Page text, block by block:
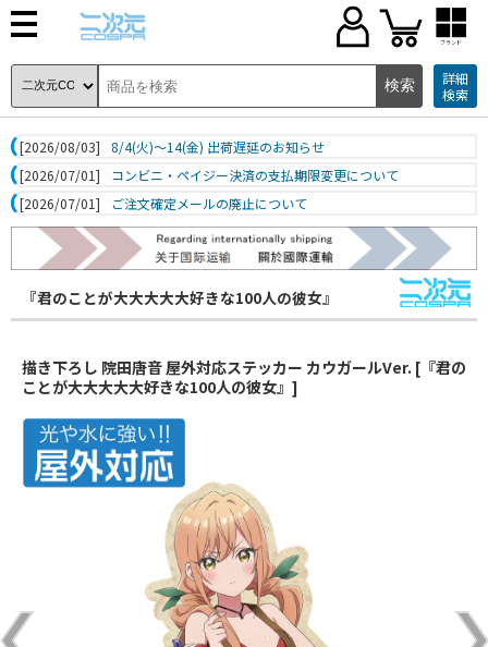
ブランド
詳細
検索
[2026/08/03]
8/4(火)～14(金) 出荷遅延のお知らせ
[2026/07/01]
コンビニ・ペイジー決済の支払期限変更について
[2026/07/01]
ご注文確定メールの廃止について
『君のことが大大大大大好きな100人の彼女』
描き下ろし 院田唐音 屋外対応ステッカー カウガールVer. [『君の
ことが大大大大大好きな100人の彼女』]